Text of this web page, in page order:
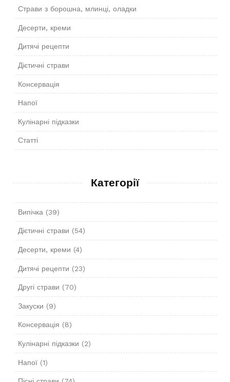
Страви з борошна, млинці, оладки
Десерти, креми
Дитячі рецепти
Дієтичні страви
Консервація
Напої
Кулінарні підказки
Статті
Категорії
Випічка (39)
Дієтичні страви (54)
Десерти, креми (4)
Дитячі рецепти (23)
Другі страви (70)
Закуски (9)
Консервація (8)
Кулінарні підказки (2)
Напої(1)